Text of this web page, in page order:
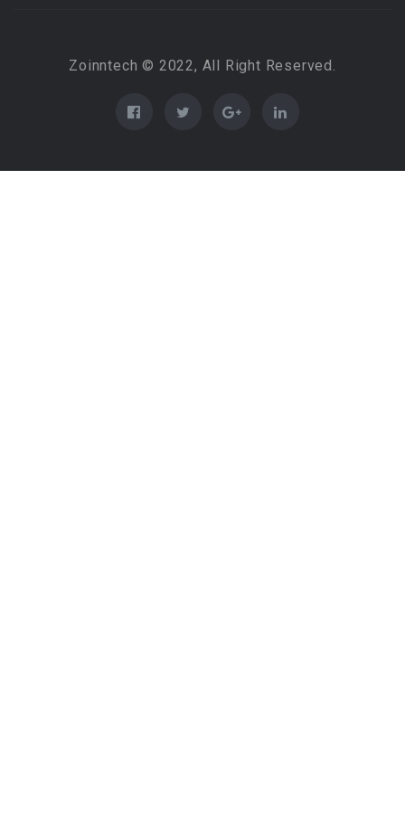
Zoinntech © 2022, All Right Reserved.